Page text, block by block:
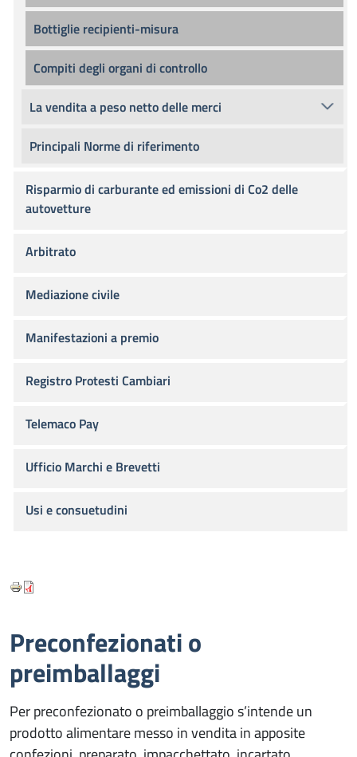
Preconfezionati o
preimballaggi
Per preconfezionato o preimballaggio s’intende un
prodotto alimentare messo in vendita in apposite
Bottiglie recipienti-misura
Compiti degli organi di controllo
La vendita a peso netto delle merci
Principali Norme di riferimento
Risparmio di carburante ed emissioni di Co2 delle
autovetture
Arbitrato
Mediazione civile
Manifestazioni a premio
Registro Protesti Cambiari
Telemaco Pay
Ufficio Marchi e Brevetti
Usi e consuetudini